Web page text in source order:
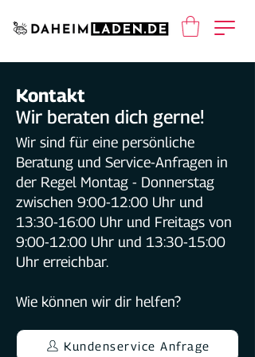
Kontakt
Wir beraten dich gerne!
Wir sind für eine persönliche
Beratung und Service-Anfragen in
der Regel Montag - Donnerstag
zwischen 9:00-12:00 Uhr und
13:30-16:00 Uhr und Freitags von
9:00-12:00 Uhr und 13:30-15:00
Uhr erreichbar.
Wie können wir dir helfen?
Kundenservice Anfrage